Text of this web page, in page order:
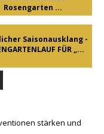
Rosengarten ...
Saisonausklang -
FÜR „...
stärken und